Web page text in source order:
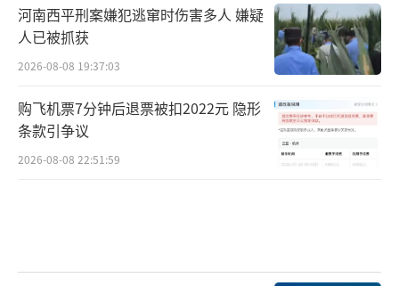
河南西平刑案嫌犯逃窜时伤害多人 嫌疑
人已被抓获
2026-08-08 19:37:03
购飞机票7分钟后退票被扣2022元 隐形
条款引争议
2026-08-08 22:51:59